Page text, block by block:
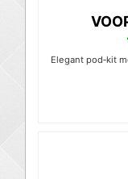
Elegant pod‑kit